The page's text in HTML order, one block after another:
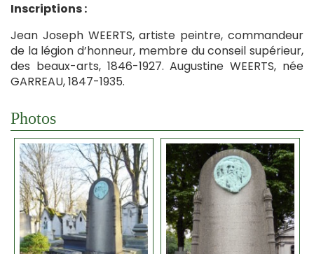
Inscriptions :
Jean Joseph WEERTS, artiste peintre, commandeur
de la légion d’honneur, membre du conseil supérieur,
des beaux-arts, 1846-1927. Augustine WEERTS, née
GARREAU, 1847-1935.
Photos